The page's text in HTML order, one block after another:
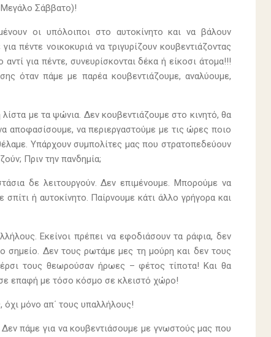
Μεγάλο Σάββατο)!
οι υπόλοιποι στο αυτοκίνητο και να βάλουν
πέντε νοικοκυριά να τριγυρίζουν κουβεντιάζοντας
για πέντε, συνευρίσκονται δέκα ή είκοσι άτομα!!!
όταν πάμε με παρέα κουβεντιάζουμε, αναλύουμε,
με τα ψώνια. Δεν κουβεντιάζουμε στο κινητό, θα
αποφασίσουμε, να περιεργαστούμε με τις ώρες ποιο
Υπάρχουν συμπολίτες μας που στρατοπεδεύουν
Πριν την πανδημία;
δε λειτουργούν. Δεν επιμένουμε. Μπορούμε να
ή αυτοκίνητο. Παίρνουμε κάτι άλλο γρήγορα και
Εκείνοι πρέπει να εφοδιάσουν τα ράφια, δεν
σημείο. Δεν τους ρωτάμε μες τη μούρη και δεν τους
τους θεωρούσαν ήρωες – φέτος τίποτα! Και θα
επαφή με τόσο κόσμο σε κλειστό χώρο!
μόνο απ΄ τους υπαλλήλους!
πάμε για να κουβεντιάσουμε με γνωστούς μας που